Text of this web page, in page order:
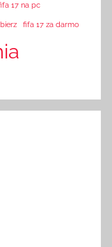
17 na pc
fifa 17 za darmo